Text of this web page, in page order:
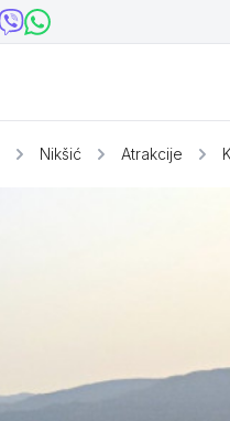
Srbija
Prolom Banja
Nikšić Atrakcije